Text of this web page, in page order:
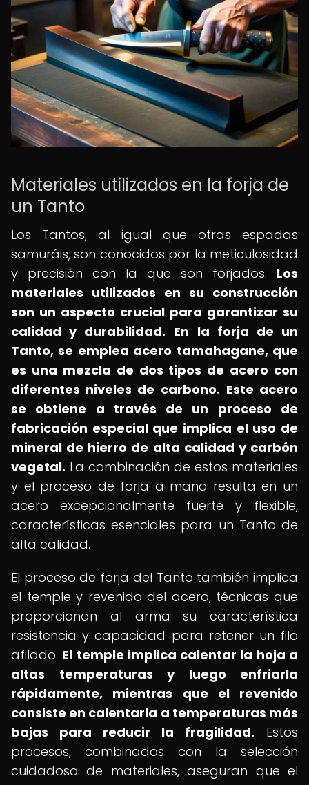
Materiales utilizados en la forja de
un Tanto
Los Tantos, al igual que otras espadas
samuráis, son conocidos por la meticulosidad
y precisión con la que son forjados. Los
materiales utilizados en su construcción
son un aspecto crucial para garantizar su
calidad y durabilidad. En la forja de un
Tanto, se emplea acero tamahagane, que
es una mezcla de dos tipos de acero con
diferentes niveles de carbono. Este acero
se obtiene a través de un proceso de
fabricación especial que implica el uso de
mineral de hierro de alta calidad y carbón
vegetal. La combinación de estos materiales
y el proceso de forja a mano resulta en un
acero excepcionalmente fuerte y flexible,
características esenciales para un Tanto de
alta calidad.
El proceso de forja del Tanto también implica
el temple y revenido del acero, técnicas que
proporcionan al arma su característica
resistencia y capacidad para retener un filo
afilado. El temple implica calentar la hoja a
altas temperaturas y luego enfriarla
rápidamente, mientras que el revenido
consiste en calentarla a temperaturas más
bajas para reducir la fragilidad. Estos
procesos, combinados con la selección
cuidadosa de materiales, aseguran que el